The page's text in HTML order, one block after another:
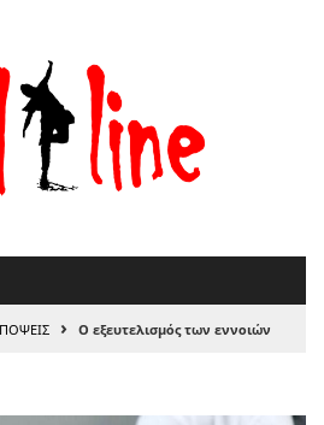
› Ο εξευτελισμός των εννοιών